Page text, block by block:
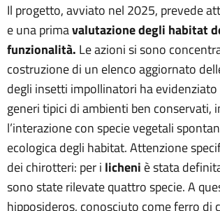
Il progetto, avviato nel 2025, prevede
e una primavalutazione degli habitat
funzionalità. Le azioni si sono
costruzione di un elenco aggiornato
degli insetti impollinatori ha
generi tipici di ambienti ben
l’interazione con specie vegetali
ecologica degli habitat. Attenzione
dei chirotteri: per i licheni è stata
sono state rilevate quattro specie. A
hipposideros, conosciuto come ferro di